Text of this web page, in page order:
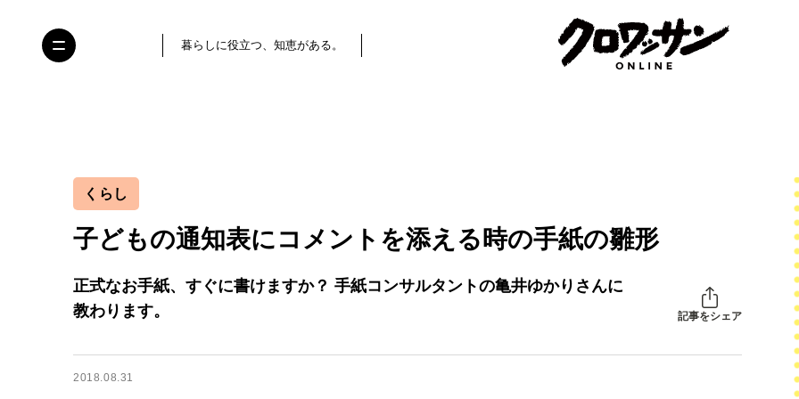
暮らしに役立つ、知恵がある。
くらし
子どもの通知表にコメントを添える時の手紙の雛形
正式なお手紙、すぐに書けますか？ 手紙コンサルタントの亀井ゆかりさんに
教わります。
記事をシェア
2018.08.31